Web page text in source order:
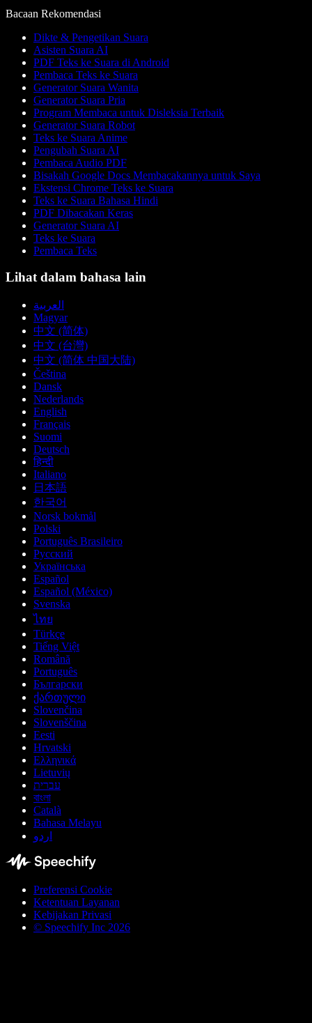
Bacaan Rekomendasi
Dikte & Pengetikan Suara
Asisten Suara AI
PDF Teks ke Suara di Android
Pembaca Teks ke Suara
Generator Suara Wanita
Generator Suara Pria
Program Membaca untuk Disleksia Terbaik
Generator Suara Robot
Teks ke Suara Anime
Pengubah Suara AI
Pembaca Audio PDF
Bisakah Google Docs Membacakannya untuk Saya
Ekstensi Chrome Teks ke Suara
Teks ke Suara Bahasa Hindi
PDF Dibacakan Keras
Generator Suara AI
Teks ke Suara
Pembaca Teks
Lihat dalam bahasa lain
العربية
Magyar
中文 (简体)
中文 (台灣)
中文 (简体 中国大陆)
Čeština
Dansk
Nederlands
English
Français
Suomi
Deutsch
हिन्दी
Italiano
日本語
한국어
Norsk bokmål
Polski
Português Brasileiro
Русский
Українська
Español
Español (México)
Svenska
ไทย
Türkçe
Tiếng Việt
Română
Português
Български
ქართული
Slovenčina
Slovenščina
Eesti
Hrvatski
Ελληνικά
Lietuvių
עברית
বাংলা
Català
Bahasa Melayu
اردو
Preferensi Cookie
Ketentuan Layanan
Kebijakan Privasi
© Speechify Inc 2026